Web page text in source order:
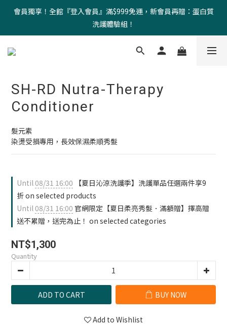
會員獨享！全館『登入會員』滿$999免運，新會員再贈：蛋白質
洗護體驗組！
SH-RD Nutra-Therapy
Conditioner
髮元素
染燙受損專用，長效保濕柔順秀髮
Until08/31 16:00 【夏日沁涼洗護季】洗護單品任選兩件享9
折 on selected products
Until08/31 16:00 官網限定【夏日柔亮秀髮．滿額贈】擇高贈
送不累贈，送完為止！ on selected categories
NT$1,300
Quantity
ADD TO CART BUY NOW
Add to Wishlist